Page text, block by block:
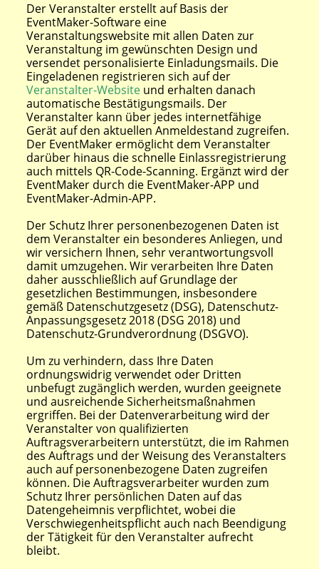
Der Veranstalter erstellt auf Basis der
EventMaker-Software eine
Veranstaltungswebsite mit allen Daten zur
Veranstaltung im gewünschten Design und
versendet personalisierte Einladungsmails. Die
Eingeladenen registrieren sich auf der
Veranstalter-Website und erhalten danach
automatische Bestätigungsmails. Der
Veranstalter kann über jedes internetfähige
Gerät auf den aktuellen Anmeldestand zugreifen.
Der EventMaker ermöglicht dem Veranstalter
darüber hinaus die schnelle Einlassregistrierung
auch mittels QR-Code-Scanning. Ergänzt wird der
EventMaker durch die EventMaker-APP und
EventMaker-Admin-APP.
Der Schutz Ihrer personenbezogenen Daten ist
dem Veranstalter ein besonderes Anliegen, und
wir versichern Ihnen, sehr verantwortungsvoll
damit umzugehen. Wir verarbeiten Ihre Daten
daher ausschließlich auf Grundlage der
gesetzlichen Bestimmungen, insbesondere
gemäß Datenschutzgesetz (DSG), Datenschutz-
Anpassungsgesetz 2018 (DSG 2018) und
Datenschutz-Grundverordnung (DSGVO).
Um zu verhindern, dass Ihre Daten
ordnungswidrig verwendet oder Dritten
unbefugt zugänglich werden, wurden geeignete
und ausreichende Sicherheitsmaßnahmen
ergriffen. Bei der Datenverarbeitung wird der
Veranstalter von qualifizierten
Auftragsverarbeitern unterstützt, die im Rahmen
des Auftrags und der Weisung des Veranstalters
auch auf personenbezogene Daten zugreifen
können. Die Auftragsverarbeiter wurden zum
Schutz Ihrer persönlichen Daten auf das
Datengeheimnis verpflichtet, wobei die
Verschwiegenheitspflicht auch nach Beendigung
der Tätigkeit für den Veranstalter aufrecht
bleibt.